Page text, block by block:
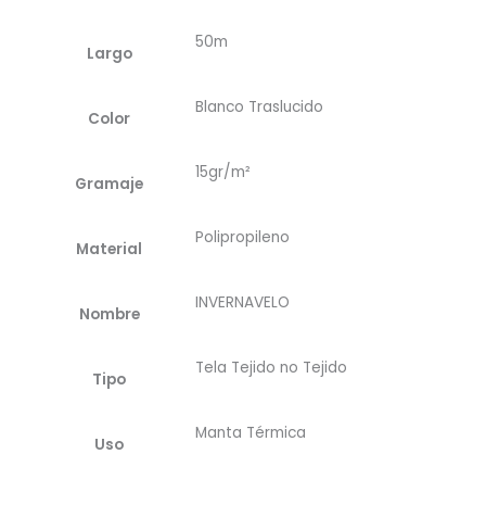
Largo
50m
Color
Blanco Traslucido
Gramaje
15gr/m²
Material
Polipropileno
Nombre
INVERNAVELO
Tipo
Tela Tejido no Tejido
Uso
Manta Térmica